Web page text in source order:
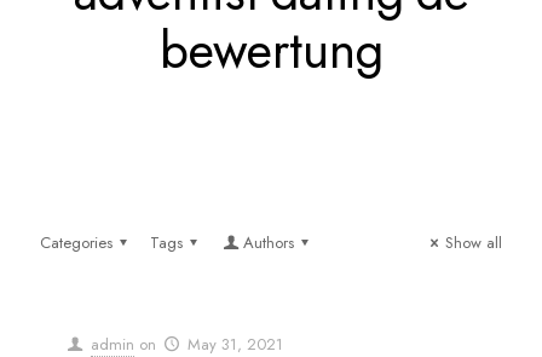
bewertung
Categories Tags Authors Show all
admin on May 31, 2021